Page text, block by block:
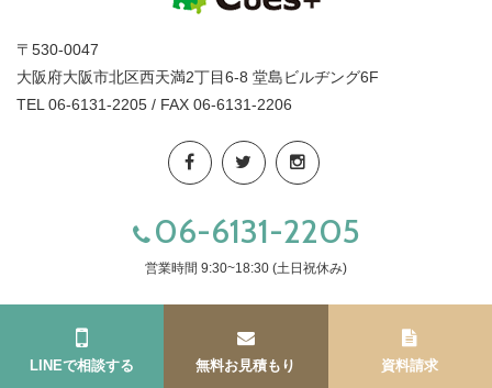
〒530-0047
大阪府大阪市北区西天満2丁目6-8 堂島ビルヂング6F
TEL 06-6131-2205 / FAX 06-6131-2206
06-6131-2205
営業時間 9:30~18:30 (土日祝休み)
LINEで相談する 無料お見積もり 資料請求